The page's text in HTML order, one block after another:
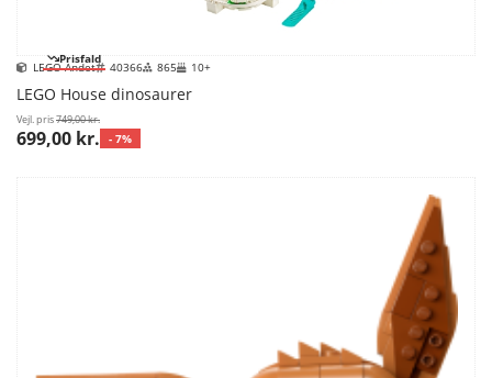
Prisfald
LEGO Andet 40366 865 10+
LEGO House dinosaurer
Vejl. pris749,00 kr.
699,00 kr. - 7%